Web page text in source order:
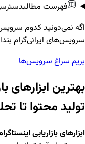
فهرست مطالب
اگه نمی‌دونید کدوم سرویس
سرویس‌های ایرانی‌گرام
بریم سراغ سرویس‌ها
تولید محتوا تا
ابزارهای بازاریابی